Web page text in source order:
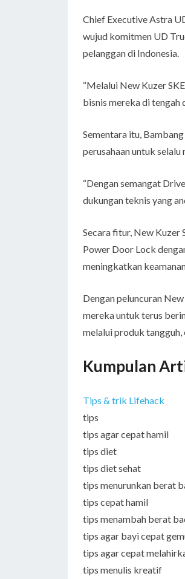
Chief Executive Astra
wujud komitmen UD
pelanggan di Indonesia.
“Melalui New Kuzer
bisnis mereka di tengah
Sementara itu,
perusahaan untuk
“Dengan semangat
dukungan teknis yang
Secara fitur, New Kuzer
Power Door Lock
meningkatkan
Dengan peluncuran
mereka untuk terus
melalui produk tangguh,
Kumpulan
Tips & trik Lifehack
tips
tips agar cepat hamil
tips diet
tips diet sehat
tips menurunkan berat
tips cepat hamil
tips menambah berat
tips agar bayi cepat
tips agar cepat
tips menulis kreatif